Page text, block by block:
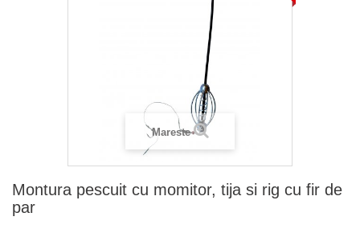
Mareste
Montura pescuit cu momitor, tija si rig cu fir de
par